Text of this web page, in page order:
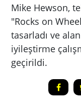
Mike Hewson,
"Rocks on
tasarladı ve
iyileştirme
geçirildi.